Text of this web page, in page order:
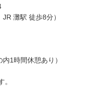
灘駅 徒歩8分）
1時間休憩あり）